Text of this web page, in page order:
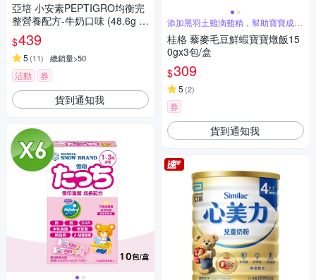
亞培 小安素PEPTIGRO均衡完
整營養配方-牛奶口味 (48.6g x
8包)
$439
5 (11) 總銷量>50
活動 券
貨到通知我
添加黑羽土雞滴雞精，幫助寶寶成長
發育
桂格 藜麥毛豆鮮蝦寶寶燉飯15
0gx3包/盒
$309
5 (2)
券
貨到通知我